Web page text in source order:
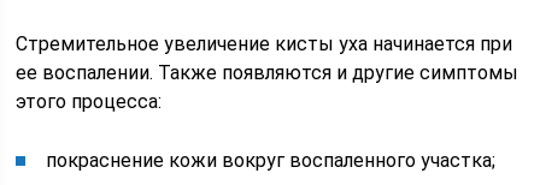
Стремительное увеличение кисты уха начинается при
ее воспалении. Также появляются и другие симптомы
этого процесса:
покраснение кожи вокруг воспаленного участка;